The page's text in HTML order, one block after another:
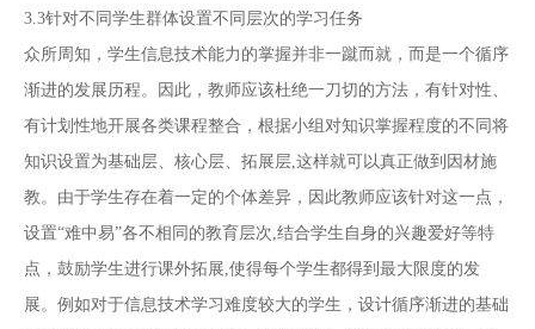
3.3针对不同学生群体设置不同层次的学习任务
众所周知，学生信息技术能力的掌握并非一蹴而就，而是一个循序
渐进的发展历程。因此，教师应该杜绝一刀切的方法，有针对性、
有计划性地开展各类课程整合，根据小组对知识掌握程度的不同将
知识设置为基础层、核心层、拓展层,这样就可以真正做到因材施
教。由于学生存在着一定的个体差异，因此教师应该针对这一点，
设置“难中易”各不相同的教育层次,结合学生自身的兴趣爱好等特
点，鼓励学生进行课外拓展,使得每个学生都得到最大限度的发
展。例如对于信息技术学习难度较大的学生，设计循序渐进的基础